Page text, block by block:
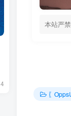
本站严
〖
4